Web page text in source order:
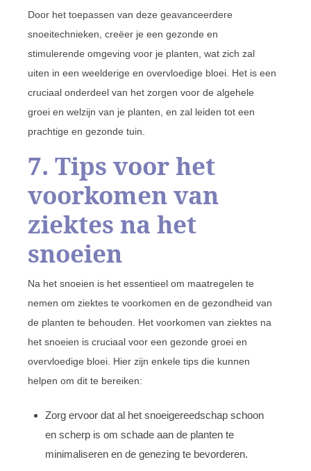
Door het toepassen van deze geavanceerdere
snoeitechnieken, creëer je een gezonde en
stimulerende omgeving voor je planten, wat zich zal
uiten in een weelderige en overvloedige bloei. Het is een
cruciaal onderdeel van het zorgen voor de algehele
groei en welzijn van je planten, en zal leiden tot een
prachtige en gezonde tuin.
7. Tips voor het
voorkomen van
ziektes na het
snoeien
Na het snoeien is het essentieel om maatregelen te
nemen om ziektes te voorkomen en de gezondheid van
de planten te behouden. Het voorkomen van ziektes na
het snoeien is cruciaal voor een gezonde groei en
overvloedige bloei. Hier zijn enkele tips die kunnen
helpen om dit te bereiken:
Zorg ervoor dat al het snoeigereedschap schoon
en scherp is om schade aan de planten te
minimaliseren en de genezing te bevorderen.